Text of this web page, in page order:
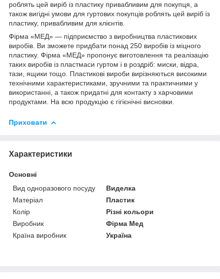
роблять цей виріб із пластику привабливим для покупця, а
також вигідні умови для гуртових покупців роблять цей виріб із
пластику, привабливим для клієнтів.
Фірма «МЕД» — підприємство з виробництва пластикових
виробів. Ви зможете придбати понад 250 виробів із міцного
пластику. Фірма «МЕД» пропонує виготовлення та реалізацію
таких виробів із пластмаси гуртом і в роздріб: миски, відра,
тази, ящики тощо. Пластикові вироби вирізняються високими
технічними характеристиками, зручними та практичними у
використанні, а також придатні для контакту з харчовими
продуктами. На всю продукцію є гігієнічні висновки.
Приховати
Характеристики
Основні
Вид одноразового посуду
Виделка
Матеріал
Пластик
Колір
Різні кольори
Виробник
Фірма Мед
Країна виробник
Україна